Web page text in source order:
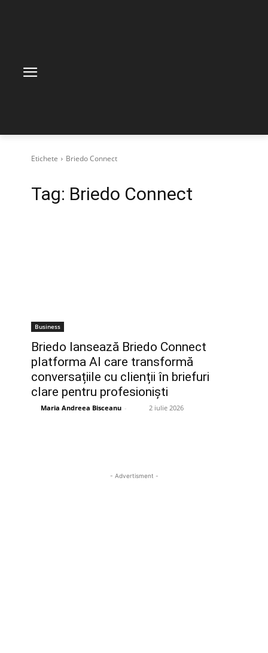
Etichete Briedo Connect
Tag: Briedo Connect
Business
Briedo lansează Briedo Connect
platforma AI care transformă
conversațiile cu clienții în briefuri
clare pentru profesioniști
Maria Andreea Bisceanu - 2 iulie 2026
- Advertisment -